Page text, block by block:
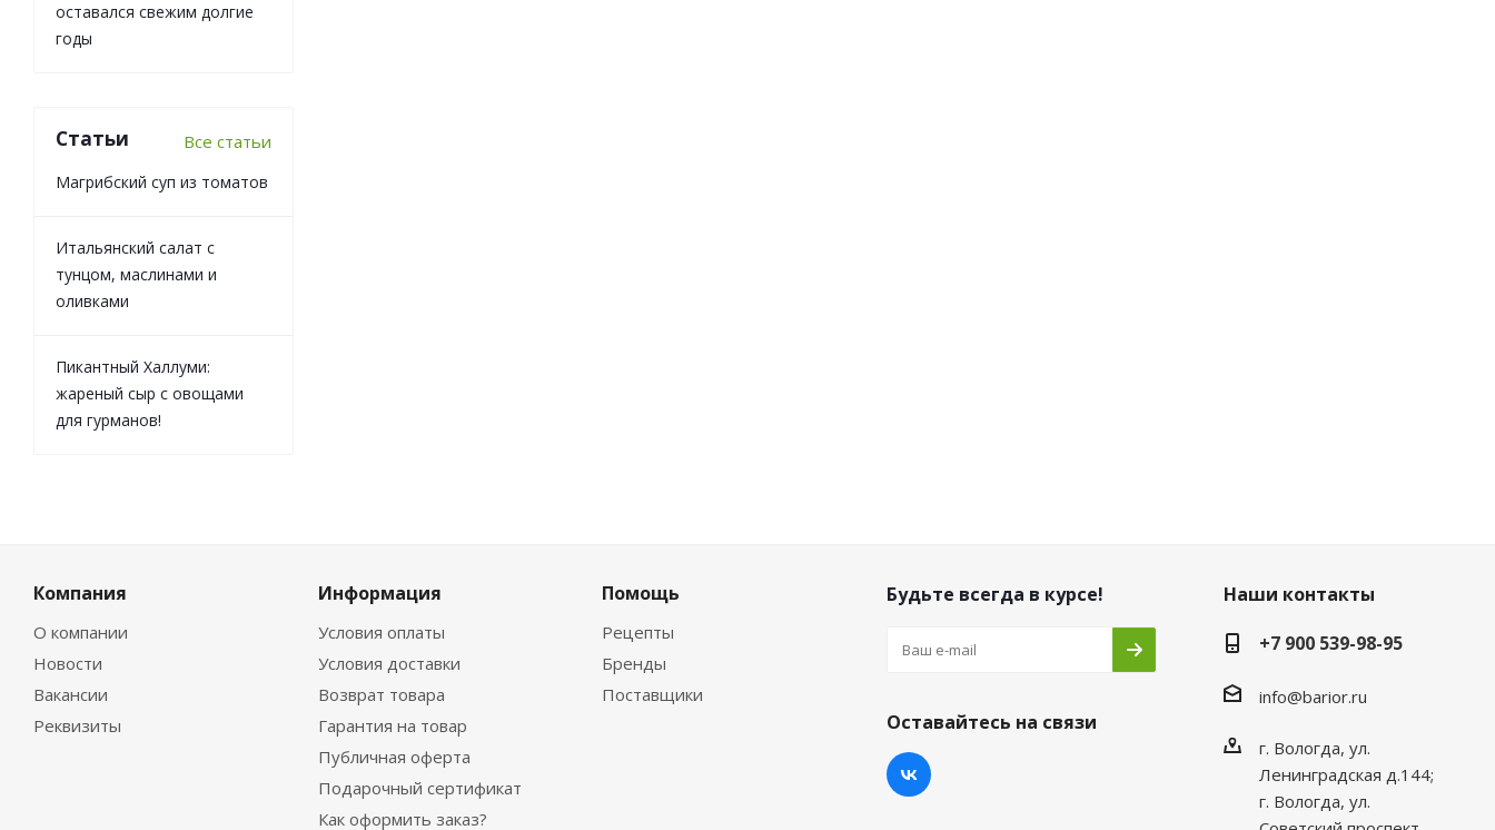
оставался свежим долгие
годы
Статьи Все статьи
Магрибский суп из томатов
Итальянский салат с
тунцом, маслинами и
оливками
Пикантный Халлуми:
жареный сыр с овощами
для гурманов!
Компания
О компании
Новости
Вакансии
Реквизиты
Информация
Условия оплаты
Условия доставки
Возврат товара
Гарантия на товар
Публичная оферта
Подарочный сертификат
Как оформить заказ?
Помощь
Рецепты
Бренды
Поставщики
Будьте всегда в курсе!
Оставайтесь на связи
Наши контакты
+7 900 539-98-95
info@barior.ru
г. Вологда, ул.
Ленинградская д.144;
г. Вологда, ул.